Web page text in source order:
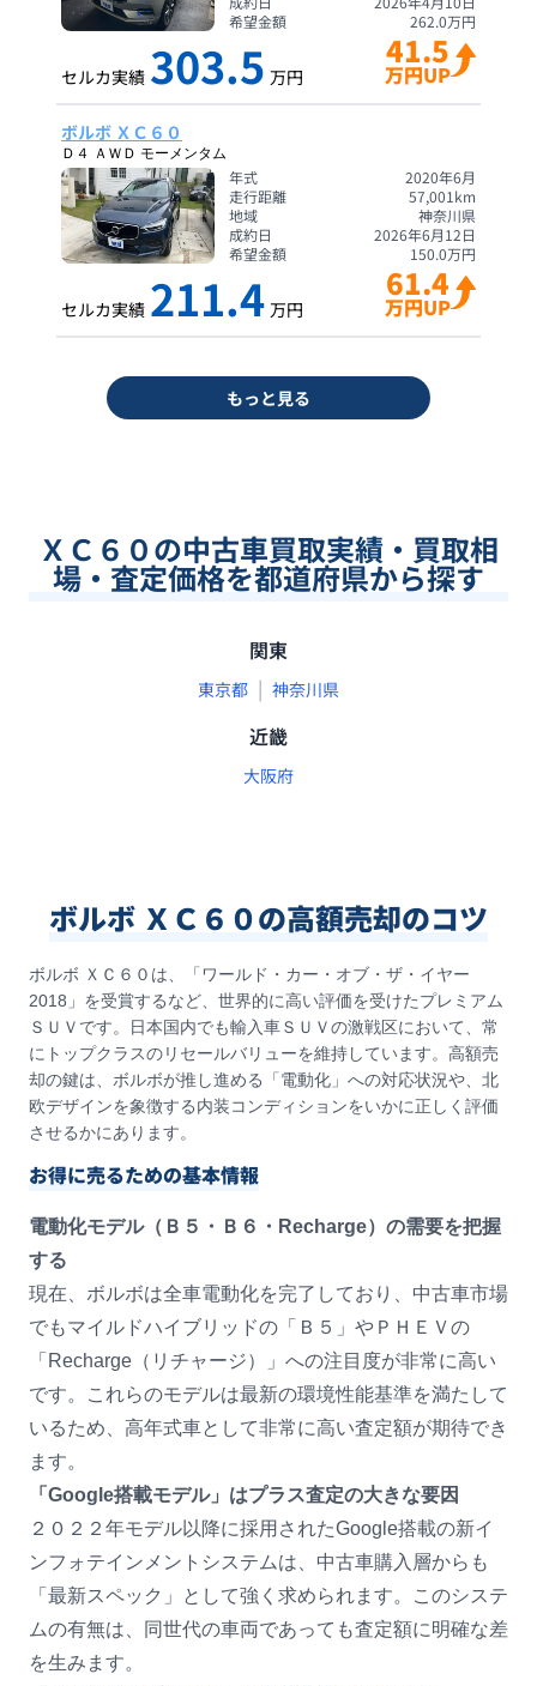
希望金額
262.0万円
セルカ実績 303.5 万円
41.5
万円UP
ボルボ ＸＣ６０
Ｄ４ ＡＷＤ モーメンタム
年式
2020年6月
走行距離
57,001 km
地域
神奈川県
成約日
2026年6月12日
希望金額
150.0万円
セルカ実績 211.4 万円
61.4
万円UP
もっと見る
ＸＣ６０の中古車買取実績・買取相
場・査定価格を都道府県から探す
関東
東京都 | 神奈川県
近畿
大阪府
ボルボ ＸＣ６０の高額売却のコツ
ボルボ ＸＣ６０は、「ワールド・カー・オブ・ザ・イヤー
2018」を受賞するなど、世界的に高い評価を受けたプレミアム
ＳＵＶです。日本国内でも輸入車ＳＵＶの激戦区において、常
にトップクラスのリセールバリューを維持しています。高額売
却の鍵は、ボルボが推し進める「電動化」への対応状況や、北
欧デザインを象徴する内装コンディションをいかに正しく評価
させるかにあります。
お得に売るための基本情報
電動化モデル（Ｂ５・Ｂ６・Recharge）の需要を把握
する
現在、ボルボは全車電動化を完了しており、中古車市場
でもマイルドハイブリッドの「Ｂ５」やＰＨＥＶの
「Recharge（リチャージ）」への注目度が非常に高い
です。これらのモデルは最新の環境性能基準を満たして
いるため、高年式車として非常に高い査定額が期待でき
ます。
「Google搭載モデル」はプラス査定の大きな要因
２０２２年モデル以降に採用されたGoogle搭載の新イ
ンフォテインメントシステムは、中古車購入層からも
「最新スペック」として強く求められます。このシステ
ムの有無は、同世代の車両であっても査定額に明確な差
を生みます。